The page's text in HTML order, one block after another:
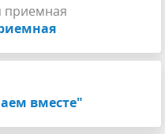
вместе"